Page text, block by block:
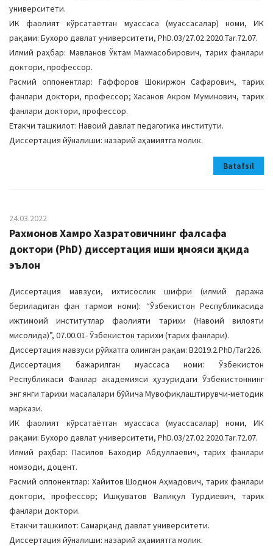
университети.
ИК фаолият кўрсатаётган муассаса (муассасалар) номи, ИК
рақами: Бухоро давлат университети, PhD.03/27.02.2020.Таr.72.07.
Илмий раҳбар: Мавланов Ўктам Махмасобирович, тарих фанлари
доктори, профессор.
Расмий оппонентлар: Ғаффоров Шокиржон Сафарович, тарих
фанлари доктори, профессор; Хасанов Акром Муминович, тарих
фанлари доктори, профессор.
Етакчи ташкилот: Навоий давлат педагогика институти.
Диссертация йўналиши: назарий аҳамиятга молик.
Batafsil
24.03.2022
Рахмонов Хамро Хазратовичнинг фалсафа
доктори (PhD) диссертация иши ҳимояси ҳақида
эълон
Диссертация мавзуси, ихтисослик шифри (илмий даража
бериладиган фан тармоғи номи): “Ўзбекистон Республикасида
ижтимоий институтлар фаолияти тарихи (Навоий вилояти
мисолида)”, 07.00.01- Ўзбекистон тарихи (тарих фанлари).
Диссертация мавзуси рўйхатга олинган рақам: B2019.2.PhD/Tar226.
Диссертация бажарилган муассаса номи: Ўзбекистон
Республикаси Фанлар академияси ҳузуридаги Ўзбекистоннинг
энг янги тарихи масалалари бўйича Мувофиқлаштирувчи-методик
маркази.
ИК фаолият кўрсатаётган муассаса (муассасалар) номи, ИК
рақами: Бухоро давлат университети, PhD.03/27.02.2020.Таr.72.07.
Илмий раҳбар: Пасилов Баходир Абдуллаевич, тарих фанлари
номзоди, доцент.
Расмий оппонентлар: Хайитов Шодмон Аҳмадович, тарих фанлари
доктори, профессор; Ишқуватов Валиқул Турдиевич, тарих
фанлари доктори.
Етакчи ташкилот: Самарқанд давлат университети.
Диссертация йўналиши: назарий аҳамиятга молик.